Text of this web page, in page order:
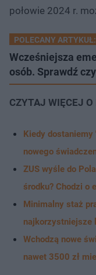
połowie 2024 r.
POLECANY ARTYKUŁ:
Wcześniejsza
osób. Sprawdź
CZYTAJ WIĘCEJ
Kiedy dostaniemy
nowego
ZUS wyśle do
środku? Chodzi o
Minimalny staż
najkorzystniejsze
Wchodzą nowe
nawet 3500 zł